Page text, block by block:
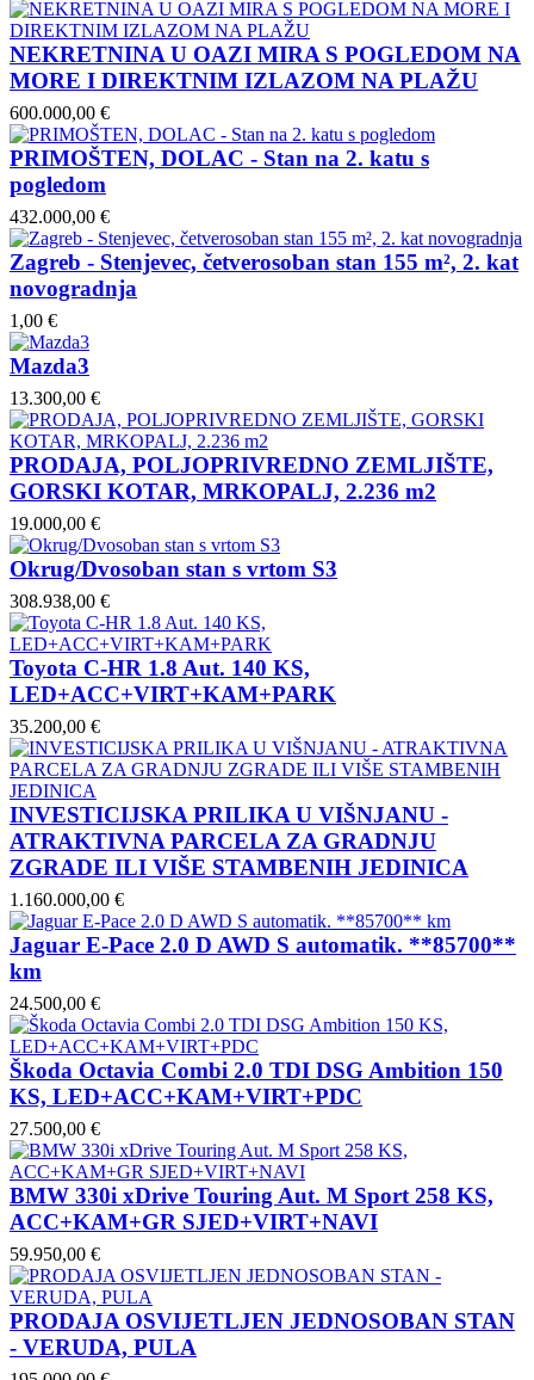
NEKRETNINA U OAZI MIRA S POGLEDOM NA
MORE I DIREKTNIM IZLAZOM NA PLAŽU
600.000,00 €
PRIMOŠTEN, DOLAC - Stan na 2. katu s
pogledom
432.000,00 €
Zagreb - Stenjevec, četverosoban stan 155 m², 2. kat
novogradnja
1,00 €
Mazda3
13.300,00 €
PRODAJA, POLJOPRIVREDNO ZEMLJIŠTE,
GORSKI KOTAR, MRKOPALJ, 2.236 m2
19.000,00 €
Okrug/Dvosoban stan s vrtom S3
308.938,00 €
Toyota C-HR 1.8 Aut. 140 KS,
LED+ACC+VIRT+KAM+PARK
35.200,00 €
INVESTICIJSKA PRILIKA U VIŠNJANU -
ATRAKTIVNA PARCELA ZA GRADNJU
ZGRADE ILI VIŠE STAMBENIH JEDINICA
1.160.000,00 €
Jaguar E-Pace 2.0 D AWD S automatik. **85700**
km
24.500,00 €
Škoda Octavia Combi 2.0 TDI DSG Ambition 150
KS, LED+ACC+KAM+VIRT+PDC
27.500,00 €
BMW 330i xDrive Touring Aut. M Sport 258 KS,
ACC+KAM+GR SJED+VIRT+NAVI
59.950,00 €
PRODAJA OSVIJETLJEN JEDNOSOBAN STAN
- VERUDA, PULA